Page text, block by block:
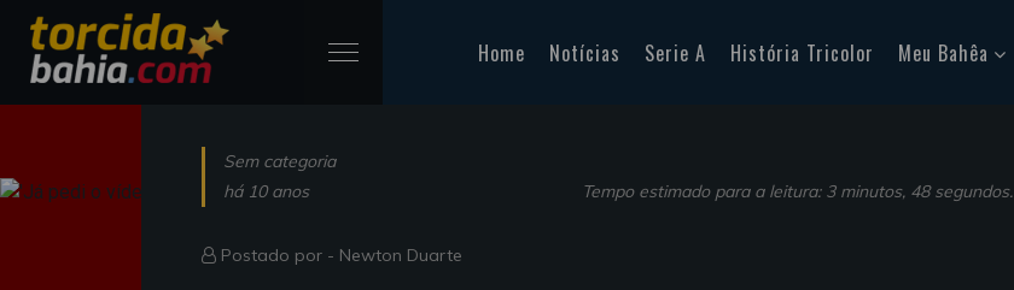
Home Notícias Serie A História Tricolor Meu Bahêa
Sem categoria
há 10 anos
Tempo estimado para a leitura: 3 minutos, 48 segundos.
Postado por - Newton Duarte